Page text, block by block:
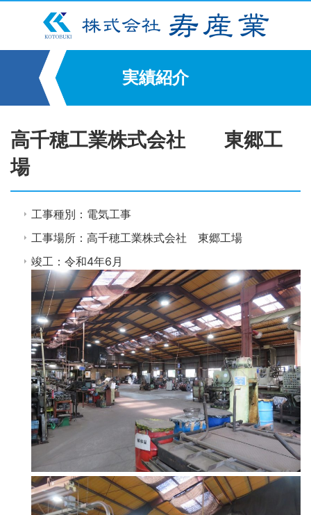
実績紹介
高千穂工業株式会社 東郷工
場
工事種別：電気工事
工事場所：高千穂工業株式会社 東郷工場
竣工：令和4年6月